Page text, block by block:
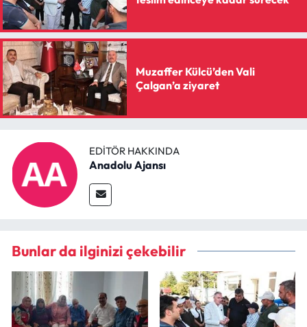
Muzaffer Külcü’den Vali
Çalgan’a ziyaret
EDITÖR HAKKINDA
Anadolu Ajansı
Bunlar da ilginizi çekebilir